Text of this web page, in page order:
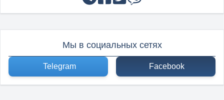
Мы в социальных сетях
Telegram Facebook